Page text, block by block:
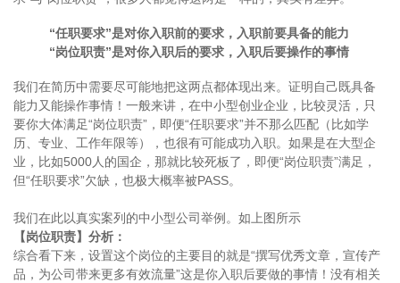
“任职要求”是对你入职前的要求，入职前要具备的能力
“岗位职责”是对你入职后的要求，入职后要操作的事情
我们在简历中需要尽可能地把这两点都体现出来。证明自己既具备
能力又能操作事情！一般来讲，在中小型创业企业，比较灵活，只
要你大体满足“岗位职责”，即便“任职要求”并不那么匹配（比如学
历、专业、工作年限等），也很有可能成功入职。如果是在大型企
业，比如5000人的国企，那就比较死板了，即便“岗位职责”满足，
但“任职要求”欠缺，也极大概率被PASS。
我们在此以真实案列的中小型公司举例。如上图所示
【岗位职责】分析：
综合看下来，设置这个岗位的主要目的就是“撰写优秀文章，宣传产
品，为公司带来更多有效流量”这是你入职后要做的事情！没有相关